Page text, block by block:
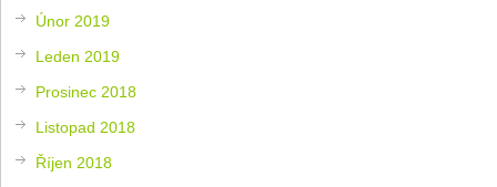
Únor 2019
Leden 2019
Prosinec 2018
Listopad 2018
Říjen 2018